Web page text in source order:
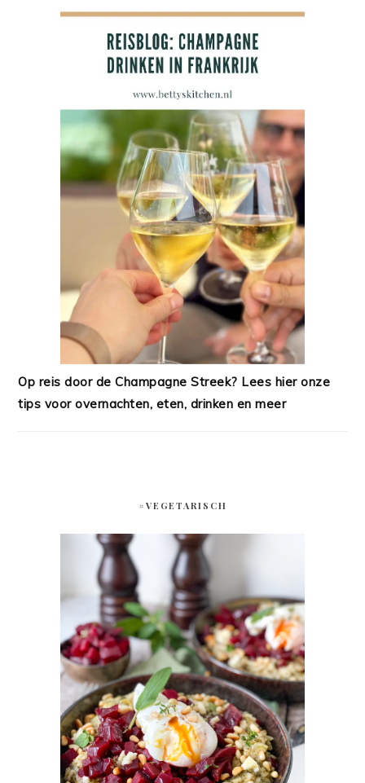
Op reis door de Champagne Streek? Lees hier onze
tips voor overnachten, eten, drinken en meer
#VEGETARISCH